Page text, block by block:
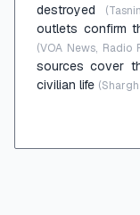
destroyed
outlets confirm
(VOA News, Radio
sources cover
civilian life